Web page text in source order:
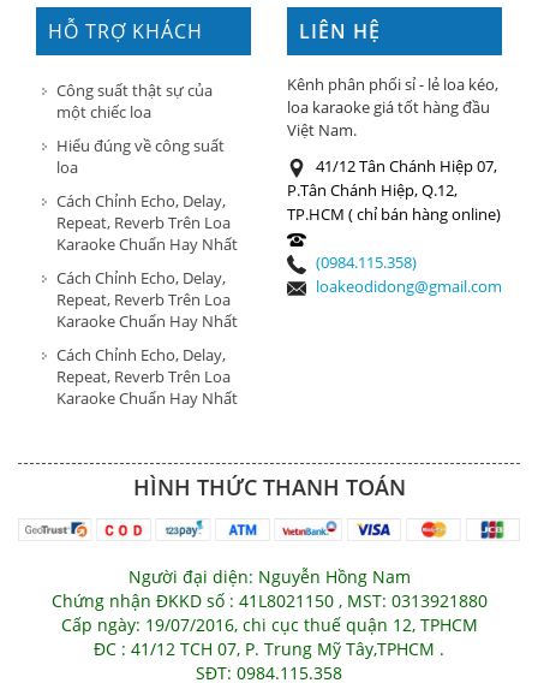
HỖ TRỢ KHÁCH
HÀNG
Công suất thật sự của
một chiếc loa
Hiểu đúng về công suất
loa
Cách Chỉnh Echo, Delay,
Repeat, Reverb Trên Loa
Karaoke Chuẩn Hay Nhất
Cách Chỉnh Echo, Delay,
Repeat, Reverb Trên Loa
Karaoke Chuẩn Hay Nhất
Cách Chỉnh Echo, Delay,
Repeat, Reverb Trên Loa
Karaoke Chuẩn Hay Nhất
LIÊN HỆ
Kênh phân phối sỉ - lẻ loa kéo,
loa karaoke giá tốt hàng đầu
Việt Nam.
41/12 Tân Chánh Hiệp 07,
P.Tân Chánh Hiệp, Q.12,
TP.HCM ( chỉ bán hàng online)
(0984.115.358)
loakeodidong@gmail.com
HÌNH THỨC THANH TOÁN
Người đại diện: Nguyễn Hồng Nam
Chứng nhận ĐKKD số : 41L8021150 , MST: 0313921880
Cấp ngày: 19/07/2016, chi cục thuế quận 12, TPHCM
ĐC : 41/12 TCH 07, P. Trung Mỹ Tây,TPHCM .
SĐT: 0984.115.358